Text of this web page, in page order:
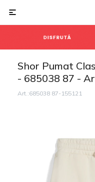

Shor Pumat
- 685038 87 -
685038 87-155121